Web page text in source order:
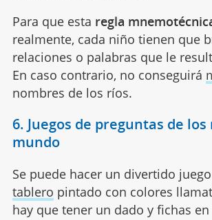
Para que esta regla
realmente, cada niño tienen que
relaciones o palabras que le
En caso contrario, no conseguirá
nombres de los ríos.
6. Juegos de preguntas de los
mundo
Se puede hacer un divertido
tablero pintado con colores
hay que tener un dado y fichas